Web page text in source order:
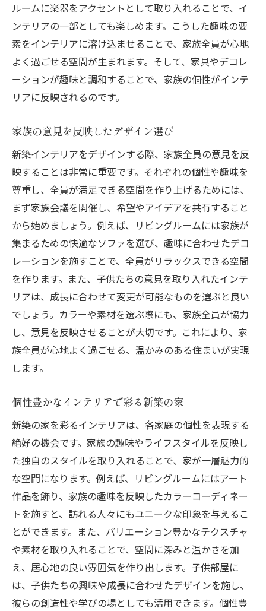
ルームに楽器をアクセントとして取り入れることで、イ
ンテリアの一部としても楽しめます。こうした趣味の要
素をインテリアに溶け込ませることで、家族全員が心地
よく過ごせる空間が生まれます。そして、家具やデコレ
ーションが趣味と調和することで、家族の個性がインテ
リアに反映されるのです。
家族の意見を反映したデザイン選び
新築インテリアをデザインする際、家族全員の意見を反
映することは非常に重要です。それぞれの個性や趣味を
尊重し、全員が満足できる空間を作り上げるためには、
まず家族会議を開催し、希望やアイデアを共有すること
から始めましょう。例えば、リビングルームには家族が
集まるための快適なソファを選び、趣味に合わせたデコ
レーションを施すことで、全員がリラックスできる空間
を作ります。また、子供たちの意見を取り入れたインテ
リアは、成長に合わせて変更が可能なものを選ぶと良い
でしょう。カラーや素材を選ぶ際にも、家族全員が協力
し、意見を反映させることが大切です。これにより、家
族全員が心地よく過ごせる、温かみのある住まいが実現
します。
個性豊かなインテリアで彩る新築の家
新築の家を彩るインテリアは、各家庭の個性を表現する
絶好の機会です。家族の趣味やライフスタイルを反映し
た独自のスタイルを取り入れることで、家が一層魅力的
な空間になります。例えば、リビングルームにはアート
作品を飾り、家族の趣味を反映したカラーコーディネー
トを施すと、訪れる人々にもユニークな印象を与えるこ
とができます。また、バリエーション豊かなテクスチャ
や素材を取り入れることで、空間に深みと温かさを加
え、居心地の良い雰囲気を作り出します。子供部屋に
は、子供たちの興味や成長に合わせたデザインを施し、
彼らの創造性や学びの場としても活用できます。個性豊